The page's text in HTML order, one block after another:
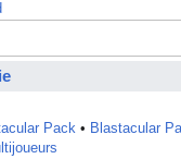
Pack • Blastacular